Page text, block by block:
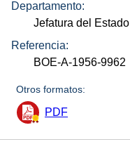
Departamento:
Jefatura del Estado
Referencia:
BOE-A-1956-9962
Otros formatos:
PDF